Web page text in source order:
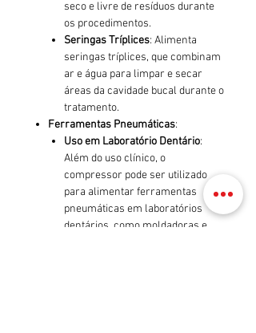
seco e livre de resíduos durante
os procedimentos.
Seringas Tríplices: Alimenta
seringas tríplices, que combinam
ar e água para limpar e secar
áreas da cavidade bucal durante o
tratamento.
Ferramentas Pneumáticas:
Uso em Laboratório Dentário:
Além do uso clínico, o
compressor pode ser utilizado
para alimentar ferramentas
pneumáticas em laboratórios
dentários, como moldadoras e